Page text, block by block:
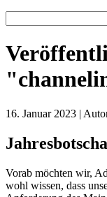
16. Januar 2023 |
Vorab möchten wir,
wohl wissen, dass